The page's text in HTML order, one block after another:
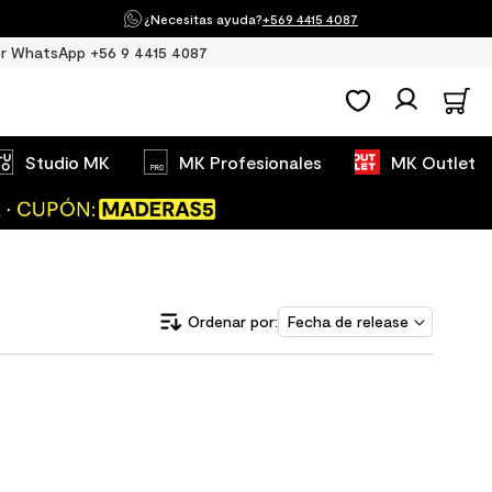
¿Necesitas ayuda?+569 4415 4087
WhatsApp +56 9 4415 4087
Studio MK MK Profesionales MK Outlet
Fecha de release